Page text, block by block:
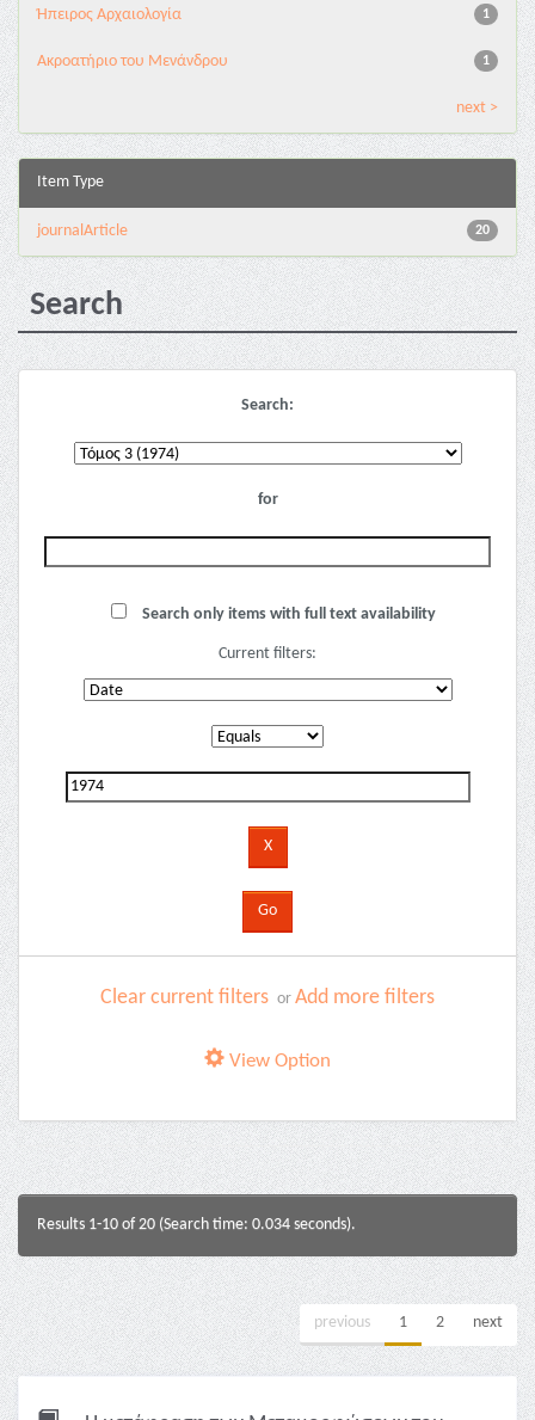
1
Ήπειρος Αρχαιολογία
1
Ακροατήριο του Μενάνδρου
next >
Item Type
20
journalArticle
Search
Search:
for
Search only items with full text availability
Current filters:
Clear current filters or Add more filters
View Option
Results 1-10 of 20 (Search time: 0.034 seconds).
previous 1 2 next